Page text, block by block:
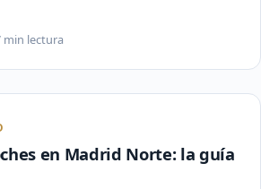
min lectura
en Madrid Norte: la guía